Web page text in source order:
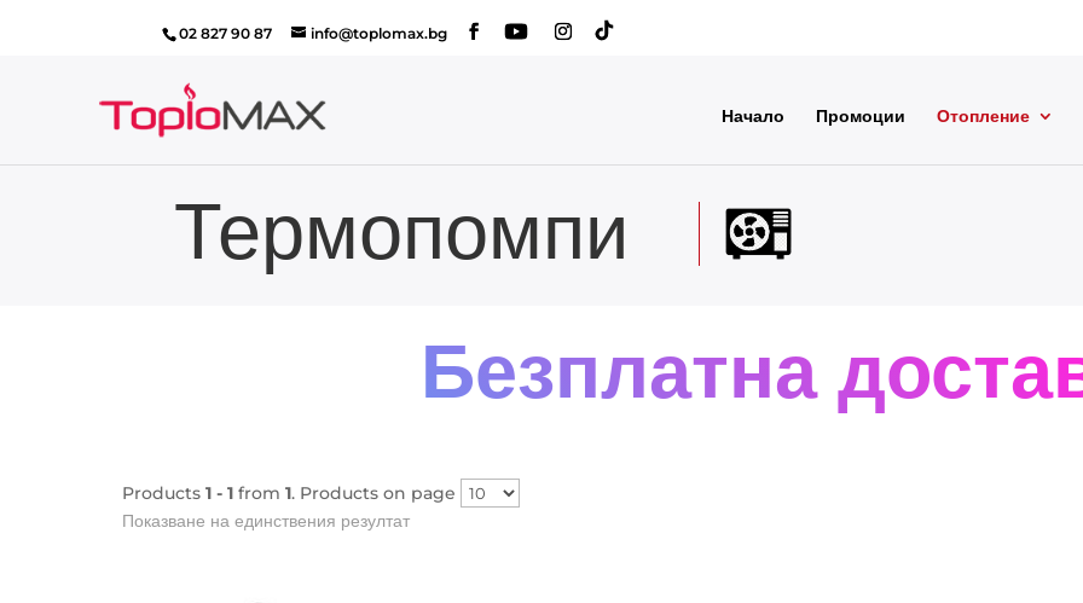
02 827 90 87 info@toplomax.bg
Начало Промоции Отопление
Термопомпи
Безплатна
Products 1 - 1from 1. Products on page
Показване на единствения резултат